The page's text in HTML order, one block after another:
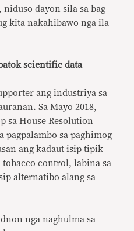
dayon sila sa bag-
kita nakahibawo nga ila
scientific data
ang industriya sa
Sa Mayo 2018,
sa House Resolution
pagpalambo sa paghimog
ang kadaut isip tipik
tobacco control, labina sa
alternatibo alang sa
nga naghulma sa